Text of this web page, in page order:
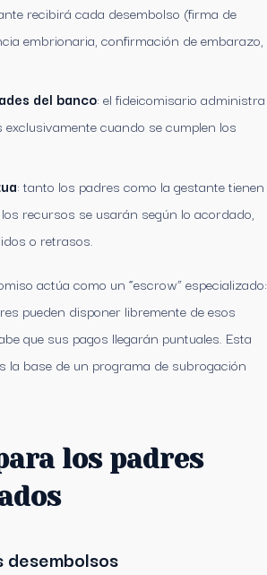
recibirá cada desembolso (firma de
embrionaria, confirmación de embarazo,
del banco: el fideicomisario administra
cuando se cumplen los
: tanto los padres como la gestante tienen
recursos se usarán según lo acordado,
o retrasos.
actúa como un “escrow” especializado:
pueden disponer libremente de esos
que sus pagos llegarán puntuales. Esta
la base de un programa de subrogación
los padres
desembolsos